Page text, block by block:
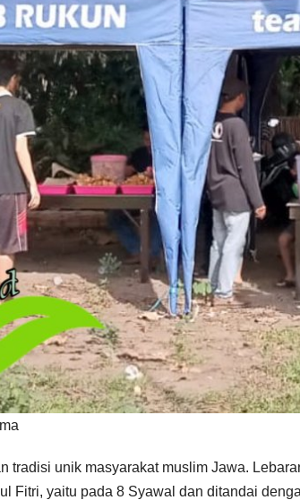
tradisi unik masyarakat muslim Jawa.
Fitri, yaitu pada 8 Syawal dan ditandai